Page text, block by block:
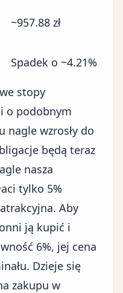
~957.88 zł
Spadek o ~4.21%
stopy
o podobnym
nagle wzrosły do
będą teraz
nasza
tylko 5%
Aby
ją kupić i
6%, jej cena
Dzieje się
zakupu w